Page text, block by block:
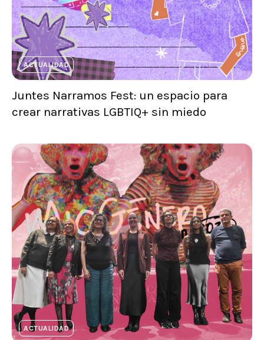
ACTUALIDAD
Juntes Narramos Fest: un espacio para
crear narrativas LGBTIQ+ sin miedo
ACTUALIDAD